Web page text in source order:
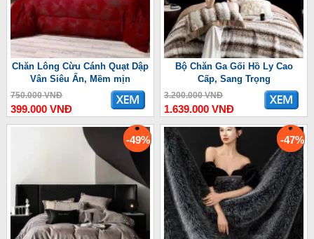
Chăn Lông Cừu Cánh Quạt Dập
Vân Siêu Ấn, Mềm mịn
750.000 VNĐ
399.000 VNĐ
Bộ Chăn Ga Gối Hồ Ly Cao
Cấp, Sang Trọng
3.200.000 VNĐ
1.639.000 VNĐ
-49% -47%